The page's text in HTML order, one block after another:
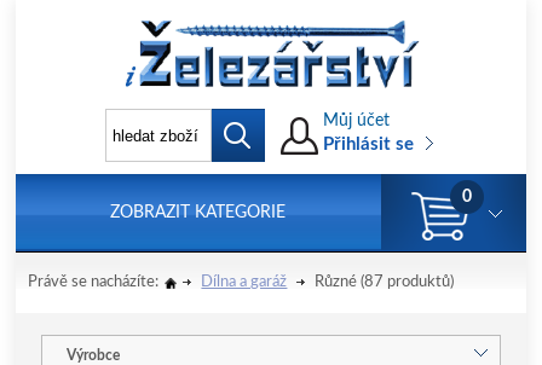
Můj účet
Přihlásit se
ZOBRAZIT KATEGORIE
0
Právě se nacházíte: Dílna a garáž Různé (87 produktů)
Výrobce